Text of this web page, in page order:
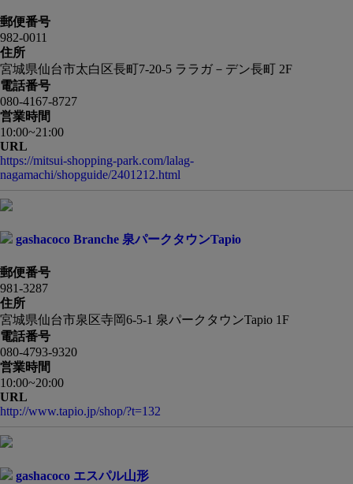
郵便番号
982-0011
住所
宮城県仙台市太白区長町7-20-5 ララガ－デン長町 2F
電話番号
080-4167-8727
営業時間
10:00~21:00
URL
https://mitsui-shopping-park.com/lalag-
nagamachi/shopguide/2401212.html
gashacoco Branche 泉パークタウンTapio
郵便番号
981-3287
住所
宮城県仙台市泉区寺岡6-5-1 泉パークタウンTapio 1F
電話番号
080-4793-9320
営業時間
10:00~20:00
URL
http://www.tapio.jp/shop/?t=132
gashacoco エスパル山形